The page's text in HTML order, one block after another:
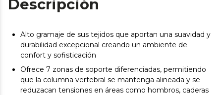
Descripción
Alto gramaje de sus tejidos que aportan una suavidad y
durabilidad excepcional creando un ambiente de
confort y sofisticación
Ofrece 7 zonas de soporte diferenciadas, permitiendo
que la columna vertebral se mantenga alineada y se
reduzacan tensiones en áreas como hombros, caderas